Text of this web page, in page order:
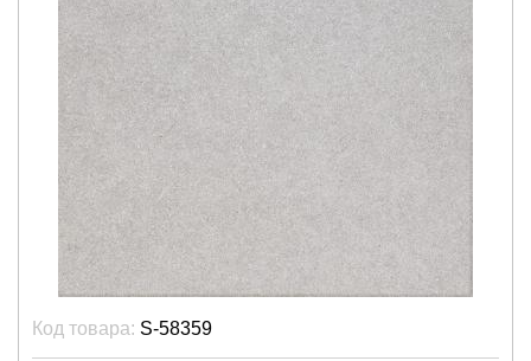
Код товара: S-58359